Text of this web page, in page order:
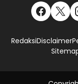
RedaksiDisclaimer